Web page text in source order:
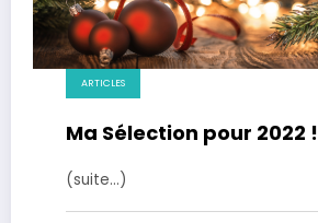
ARTICLES
Ma Sélection pour 2022 !
(suite…)